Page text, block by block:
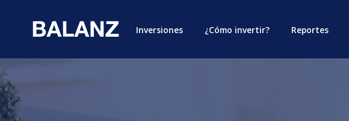
Inversiones ¿Cómo invertir? Reportes